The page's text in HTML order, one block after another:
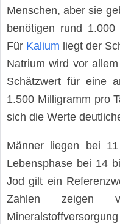
Menschen, aber sie
benötigen rund
Für Kalium liegt der
Natrium wird vor
Schätzwert für eine
1.500 Milligramm pro
sich die Werte
Männer liegen bei
Lebensphase bei 14
Jod gilt ein
Zahlen zeigen